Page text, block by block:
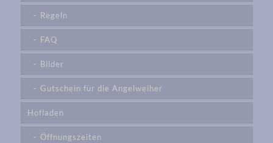
Regeln
FAQ
Bilder
Gutschein für die Angelweiher
Hofladen
Öffnungszeiten